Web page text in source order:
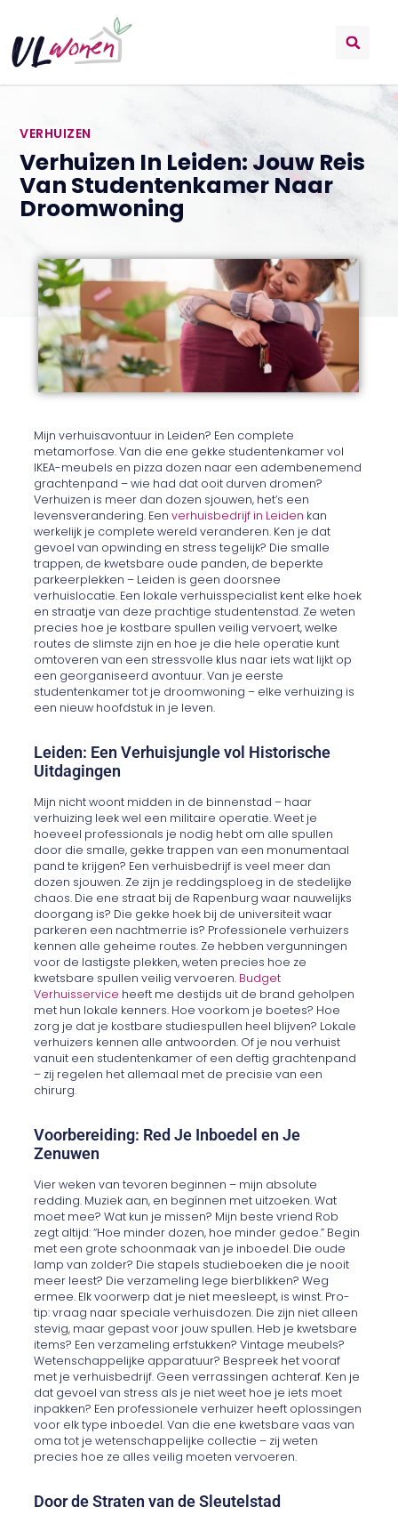
VERHUIZEN
Verhuizen In Leiden: Jouw Reis
Van Studentenkamer Naar
Droomwoning
Mijn verhuisavontuur in Leiden? Een complete
metamorfose. Van die ene gekke studentenkamer vol
IKEA-meubels en pizza dozen naar een adembenemend
grachtenpand – wie had dat ooit durven dromen?
Verhuizen is meer dan dozen sjouwen, het’s een
levensverandering. Eenverhuisbedrijf in Leiden kan
werkelijk je complete wereld veranderen. Ken je dat
gevoel van opwinding en stress tegelijk? Die smalle
trappen, de kwetsbare oude panden, de beperkte
parkeerplekken – Leiden is geen doorsnee
verhuislocatie. Een lokale verhuisspecialist kent elke hoek
en straatje van deze prachtige studentenstad. Ze weten
precies hoe je kostbare spullen veilig vervoert, welke
routes de slimste zijn en hoe je die hele operatie kunt
omtoveren van een stressvolle klus naar iets wat lijkt op
een georganiseerd avontuur. Van je eerste
studentenkamer tot je droomwoning – elke verhuizing is
een nieuw hoofdstuk in je leven.
Leiden: Een Verhuisjungle vol Historische
Uitdagingen
Mijn nicht woont midden in de binnenstad – haar
verhuizing leek wel een militaire operatie. Weet je
hoeveel professionals je nodig hebt om alle spullen
door die smalle, gekke trappen van een monumentaal
pand te krijgen? Een verhuisbedrijf is veel meer dan
dozen sjouwen. Ze zijn je reddingsploeg in de stedelijke
chaos. Die ene straat bij de Rapenburg waar nauwelijks
doorgang is? Die gekke hoek bij de universiteit waar
parkeren een nachtmerrie is? Professionele verhuizers
kennen alle geheime routes. Ze hebben vergunningen
voor de lastigste plekken, weten precies hoe ze
kwetsbare spullen veilig vervoeren. Budget
Verhuisservice heeft me destijds uit de brand geholpen
met hun lokale kenners. Hoe voorkom je boetes? Hoe
zorg je dat je kostbare studiespullen heel blijven? Lokale
verhuizers kennen alle antwoorden. Of je nou verhuist
vanuit een studentenkamer of een deftig grachtenpand
– zij regelen het allemaal met de precisie van een
chirurg.
Voorbereiding: Red Je Inboedel en Je
Zenuwen
Vier weken van tevoren beginnen – mijn absolute
redding. Muziek aan, en begínnen met uitzoeken. Wat
moet mee? Wat kun je missen? Mijn beste vriend Rob
zegt altijd: “Hoe minder dozen, hoe minder gedoe.” Begin
met een grote schoonmaak van je inboedel. Die oude
lamp van zolder? Die stapels studieboeken die je nooit
meer leest? Die verzameling lege bierblikken? Weg
ermee. Elk voorwerp dat je niet meesleept, is winst. Pro-
tip: vraag naar speciale verhuisdozen. Die zijn niet alleen
stevig, maar gepast voor jouw spullen. Heb je kwetsbare
items? Een verzameling erfstukken? Vintage meubels?
Wetenschappelijke apparatuur? Bespreek het vooraf
met je verhuisbedrijf. Geen verrassingen achteraf. Ken je
dat gevoel van stress als je niet weet hoe je iets moet
inpakken? Een professionele verhuizer heeft oplossingen
voor elk type inboedel. Van die ene kwetsbare vaas van
oma tot je wetenschappelijke collectie – zij weten
precies hoe ze alles veilig moeten vervoeren.
Door de Straten van de Sleutelstad